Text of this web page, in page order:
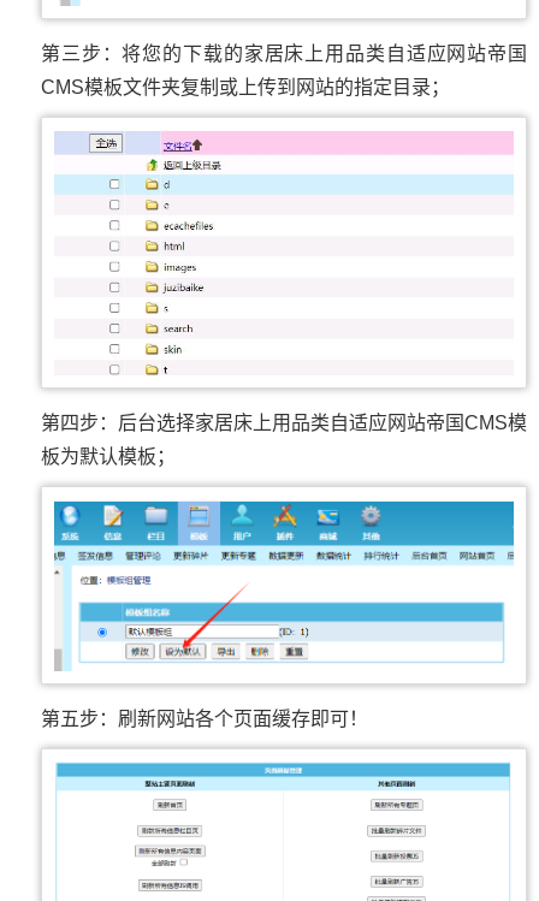
第三步：将您的下载的家居床上用品类自适应网站帝国
CMS模板文件夹复制或上传到网站的指定目录；
第四步：后台选择家居床上用品类自适应网站帝国CMS模
板为默认模板；
第五步：刷新网站各个页面缓存即可！